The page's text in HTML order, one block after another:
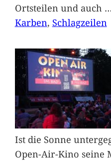
Ortsteilen und auch
Karben, Schlagzeilen
Ist die Sonne
Open-Air-Kino seine